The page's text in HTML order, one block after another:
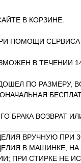
В КОРЗИНЕ.
ПОМОЩИ СЕРВИСА
В ТЕЧЕНИИ
ПО РАЗМЕРУ,
БРАКА ВОЗВРАТ
ВРУЧНУЮ ПРИ
В МАШИНКЕ,
ПРИ СТИРКЕ НЕ